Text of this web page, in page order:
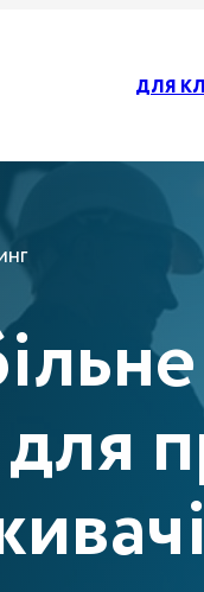
ДЛЯ
для